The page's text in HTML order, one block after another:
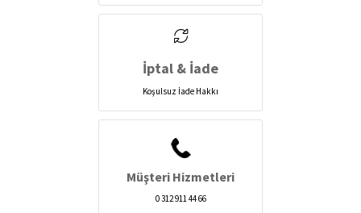
İptal & İade
Koşulsuz İade Hakkı
Müşteri Hizmetleri
0 312 911 44 66